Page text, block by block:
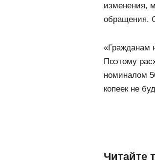
изменения,
обращения.
«Гражданам
Поэтому
номиналом
копеек не
Читайте